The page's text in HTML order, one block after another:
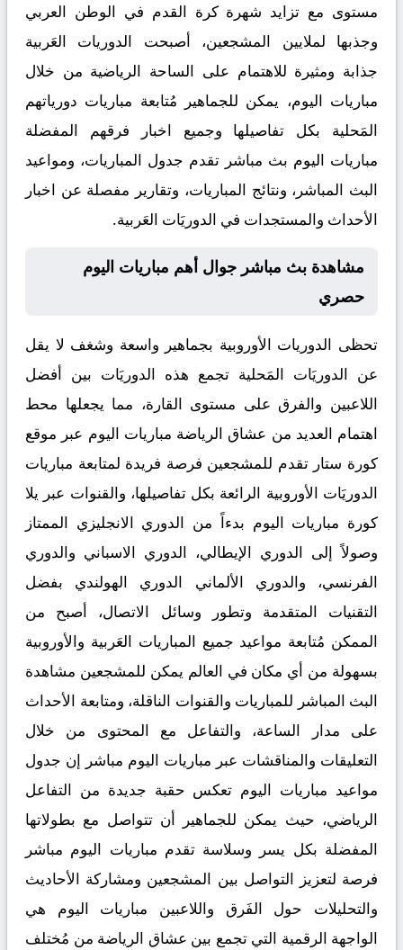
مستوى مع تزايد شهرة كرة القدم في الوطن العربي
وجذبها لملايين المشجعين، أصبحت الدوريات العَربية
جذابة ومثيرة للاهتمام على الساحة الرياضية من خلال
مباريات اليوم، يمكن للجماهير مُتابعة مباريات دورياتهم
المَحلية بكل تفاصيلها وجميع اخبار فرقهم المفضلة
مباريات اليوم بث مباشر تقدم جدول المباريات، ومواعيد
البث المباشر، ونتائج المباريات، وتقارير مفصلة عن اخبار
الأحداث والمستجدات في الدوريَات العَربية.
مشاهدة بث مباشر جوال أهم مباريات اليوم
حصري
تحظى الدوريات الأوروبية بجماهير واسعة وشغف لا يقل
عن الدوريَات المَحلية تجمع هذه الدوريَات بين أفضل
اللاعبين والفرق على مستوى القارة، مما يجعلها محط
اهتمام العديد من عشاق الرياضة مباريات اليوم عبر موقع
كورة ستار تقدم للمشجعين فرصة فريدة لمتابعة مباريات
الدوريَات الأوروبية الرائعة بكل تفاصيلها، والقنوات عبر يلا
كورة مباريات اليوم بدءاً من الدوري الانجليزي الممتاز
وصولاً إلى الدوري الإيطالي، الدوري الاسباني والدوري
الفرنسي، والدوري الألماني الدوري الهولندي بفضل
التقنيات المتقدمة وتطور وسائل الاتصال، أصبح من
الممكن مُتابعة مواعيد جميع المباريات العَربية والأوروبية
بسهولة من أي مكان في العالم يمكن للمشجعين مشاهدة
البث المباشر للمباريات والقنوات الناقلة، ومتابعة الأحداث
على مدار الساعة، والتفاعل مع المحتوى من خلال
التعليقات والمناقشات عبر مباريات اليوم مباشر إن جدول
مواعيد مباريات اليوم تعكس حقبة جديدة من التفاعل
الرياضي، حيث يمكن للجماهير أن تتواصل مع بطولاتها
المفضلة بكل يسر وسلاسة تقدم مباريات اليوم مباشر
فرصة لتعزيز التواصل بين المشجعين ومشاركة الأحاديث
والتحليلات حول الفَرق واللاعبين مباريات اليوم هي
الواجهة الرقمية التي تجمع بين عشاق الرياضة من مُختلف